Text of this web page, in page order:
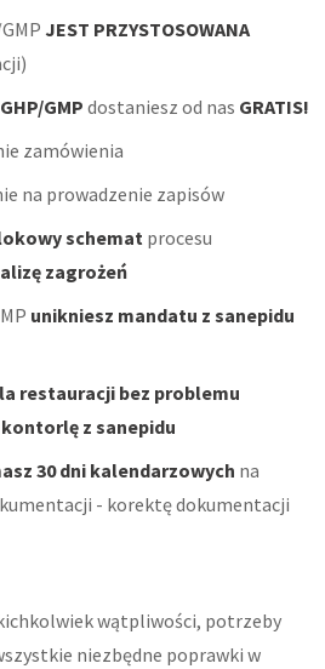
JEST PRZYSTOSOWANA
GMP dostaniesz od nas GRATIS!
zamówienia
na prowadzenie zapisów
schematprocesu
zagrożeń
unikniesz mandatu z sanepidu
restauracji bez problemu
z sanepidu
30 dni kalendarzowych na
- korektę dokumentacji
wątpliwości, potrzeby
niezbędne poprawki w